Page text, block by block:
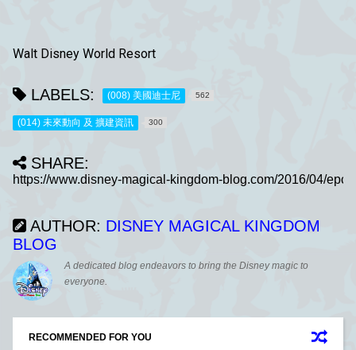
Walt Disney World Resort
LABELS: (008) 美國迪士尼 562
(014) 未來動向 及 擴建資訊 300
SHARE:
AUTHOR: DISNEY MAGICAL KINGDOM
BLOG
A dedicated blog endeavors to bring the Disney magic to
everyone.
RECOMMENDED FOR YOU